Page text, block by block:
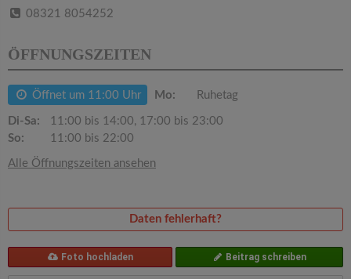
08321 8054252
ÖFFNUNGSZEITEN
Öffnet um 11:00 Uhr Mo: Ruhetag
Di-Sa:
11:00 bis 14:00, 17:00 bis 23:00
So:
11:00 bis 22:00
Alle Öffnungszeiten ansehen
Daten fehlerhaft?
Foto hochladen Beitrag schreiben
g
a
t